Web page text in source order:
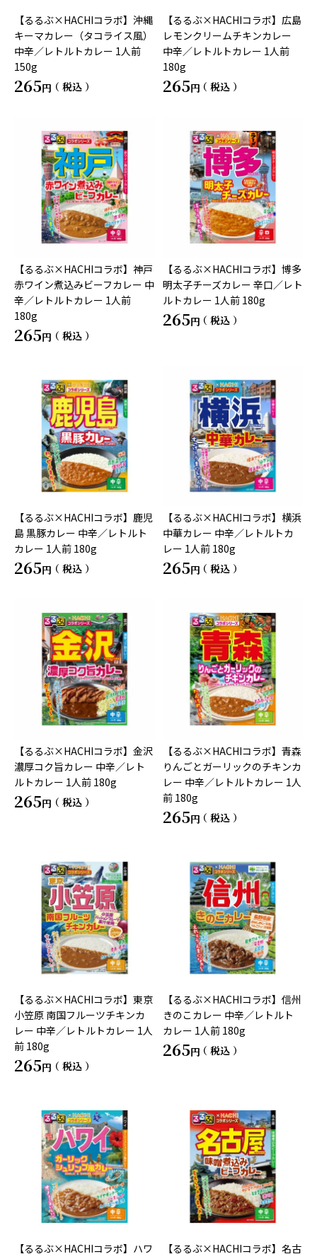
【るるぶ×HACHIコラボ】沖縄
キーマカレー（タコライス風）
中辛／レトルトカレー 1人前
150g
265 税込
【るるぶ×HACHIコラボ】広島
レモンクリームチキンカレー
中辛／レトルトカレー 1人前
180g
265 税込
【るるぶ×HACHIコラボ】神戸
赤ワイン煮込みビーフカレー 中
辛／レトルトカレー 1人前
180g
265 税込
【るるぶ×HACHIコラボ】博多
明太子チーズカレー 辛口／レト
ルトカレー 1人前 180g
265 税込
【るるぶ×HACHIコラボ】鹿児
島 黒豚カレー 中辛／レトルト
カレー 1人前 180g
265 税込
【るるぶ×HACHIコラボ】横浜
中華カレー 中辛／レトルトカ
レー 1人前 180g
265 税込
【るるぶ×HACHIコラボ】金沢
濃厚コク旨カレー 中辛／レト
ルトカレー 1人前 180g
265 税込
【るるぶ×HACHIコラボ】青森
りんごとガーリックのチキンカ
レー 中辛／レトルトカレー 1人
前 180g
265 税込
【るるぶ×HACHIコラボ】東京
小笠原 南国フルーツチキンカ
レー 中辛／レトルトカレー 1人
前 180g
265 税込
【るるぶ×HACHIコラボ】信州
きのこカレー 中辛／レトルト
カレー 1人前 180g
265 税込
【るるぶ×HACHIコラボ】ハワ 【るるぶ×HACHIコラボ】名古